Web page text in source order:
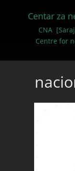
Centar za
CNA
Centre for